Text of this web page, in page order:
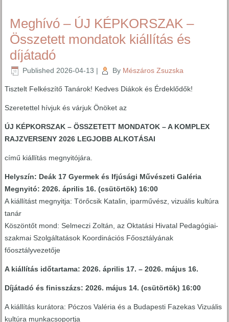
Meghívó – ÚJ KÉPKORSZAK –
Összetett mondatok kiállítás és
díjátadó
Published 2026-04-13 | By Mészáros Zsuzska
Tisztelt Felkészítő Tanárok! Kedves Diákok és Érdeklődők!
Szeretettel hívjuk és várjuk Önöket az
ÚJ KÉPKORSZAK – ÖSSZETETT MONDATOK – A KOMPLEX
RAJZVERSENY 2026 LEGJOBB ALKOTÁSAI
című kiállítás megnyitójára.
Helyszín: Deák 17 Gyermek és Ifjúsági Művészeti Galéria
Megnyitó: 2026. április 16. (csütörtök) 16:00
A kiállítást megnyitja: Törőcsik Katalin, iparművész, vizuális kultúra
tanár
Köszöntőt mond: Selmeczi Zoltán, az Oktatási Hivatal Pedagógiai-
szakmai Szolgáltatások Koordinációs Főosztályának
főosztályvezetője
A kiállítás időtartama: 2026. április 17. – 2026. május 16.
Díjátadó és finisszázs: 2026. május 14. (csütörtök) 16:00
A kiállítás kurátora: Póczos Valéria és a Budapesti Fazekas Vizuális
kultúra munkacsoportja